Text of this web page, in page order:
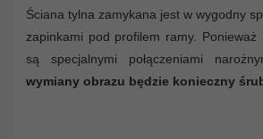
Ściana tylna zamykana jest w wygodny
zapinkami pod profilem ramy. Ponieważ
są specjalnymi połączeniami
wymiany obrazu będzie konieczny